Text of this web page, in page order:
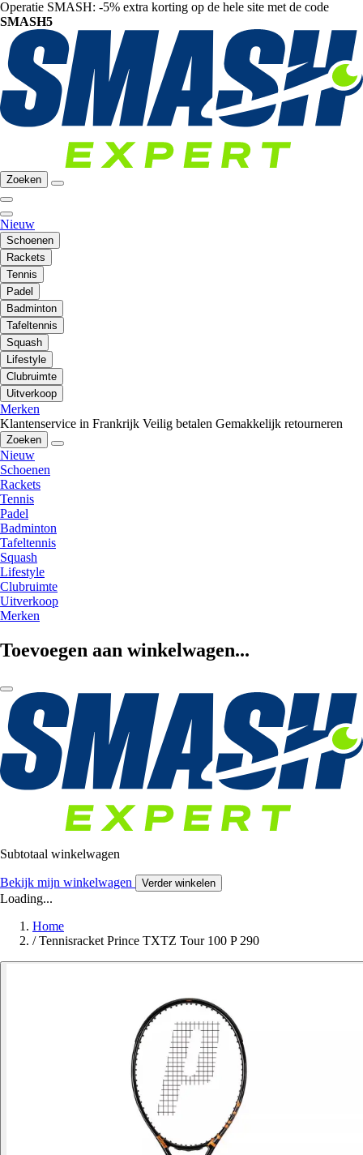
Operatie SMASH: -5% extra korting op de hele site met de code
SMASH5
Zoeken
Nieuw
Schoenen
Rackets
Tennis
Padel
Badminton
Tafeltennis
Squash
Lifestyle
Clubruimte
Uitverkoop
Merken
Klantenservice in Frankrijk Veilig betalen Gemakkelijk retourneren
Zoeken
Nieuw
Schoenen
Rackets
Tennis
Padel
Badminton
Tafeltennis
Squash
Lifestyle
Clubruimte
Uitverkoop
Merken
Toevoegen aan winkelwagen...
Subtotaal winkelwagen
Bekijk mijn winkelwagen Verder winkelen
Loading...
Home
/ Tennisracket Prince TXTZ Tour 100 P 290